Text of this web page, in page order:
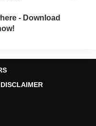
- Download
DISCLAIMER